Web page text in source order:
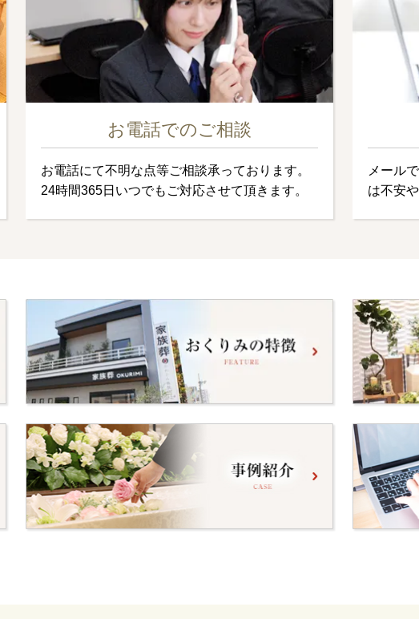
お電話でのご相談
お電話にて不明な点等ご相談承っております。
24時間365日いつでもご対応させて頂きます。
メール
は不安